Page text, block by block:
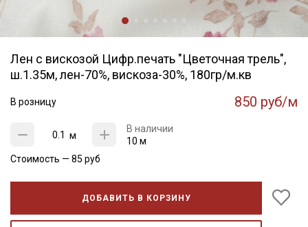
Лен с вискозой Цифр.печать "Цветочная трель",
ш.1.35м, лен-70%, вискоза-30%, 180гр/м.кв
В розницу 850 руб/м
м
В наличии
10 м
Стоимость — 85 руб
ДОБАВИТЬ В КОРЗИНУ